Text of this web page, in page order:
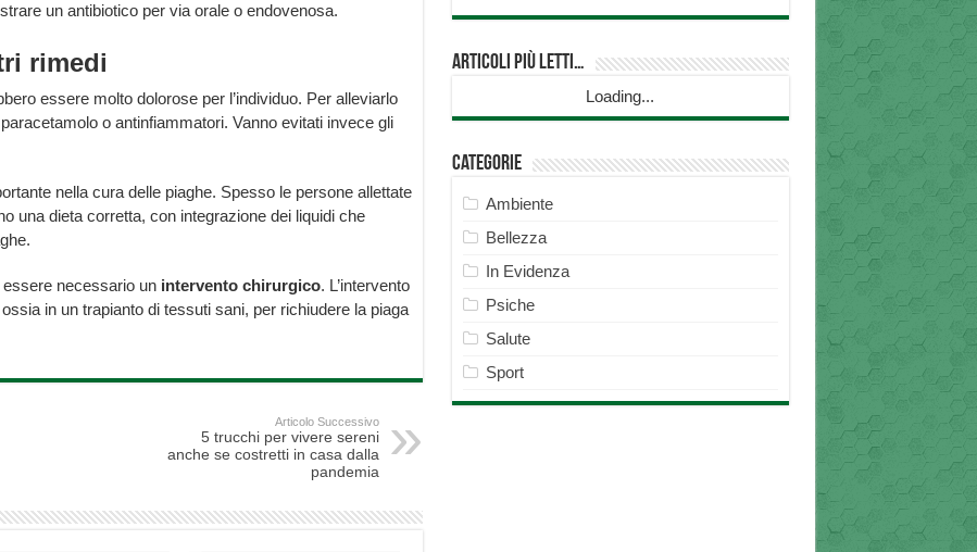
un antibiotico per via orale o endovenosa.
rimedi
essere molto dolorose per l’individuo. Per alleviarlo
o antinfiammatori. Vanno evitati invece gli
nella cura delle piaghe. Spesso le persone allettate
una dieta corretta, con integrazione dei liquidi che
necessario un intervento chirurgico. L’intervento
in un trapianto di tessuti sani, per richiudere la piaga
Articolo Successivo
5 trucchi per vivere sereni
anche se costretti in casa dalla
pandemia
Articoli più Letti…
Loading...
Categorie
Ambiente
Bellezza
In Evidenza
Psiche
Salute
Sport